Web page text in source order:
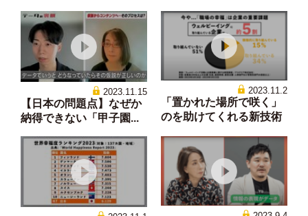
2023.11.15
【日本の問題点】なぜか
納得できない「甲子園...
2023.11.2
「置かれた場所で咲く」
のを助けてくれる新技術